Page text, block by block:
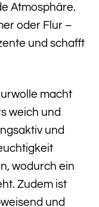
Atmosphäre.
oder Flur –
und schafft
macht
weich und
und
wodurch ein
Zudem ist
und